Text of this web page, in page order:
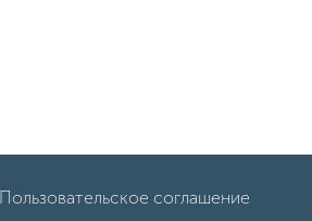
Пользовательское соглашение